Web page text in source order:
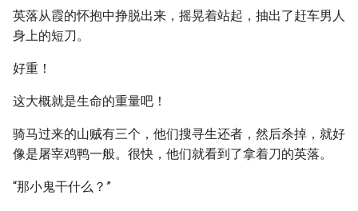
英落从霞的怀抱中挣脱出来，摇晃着站起，抽出了赶车男人
身上的短刀。
好重！
这大概就是生命的重量吧！
骑马过来的山贼有三个，他们搜寻生还者，然后杀掉，就好
像是屠宰鸡鸭一般。很快，他们就看到了拿着刀的英落。
“那小鬼干什么？”